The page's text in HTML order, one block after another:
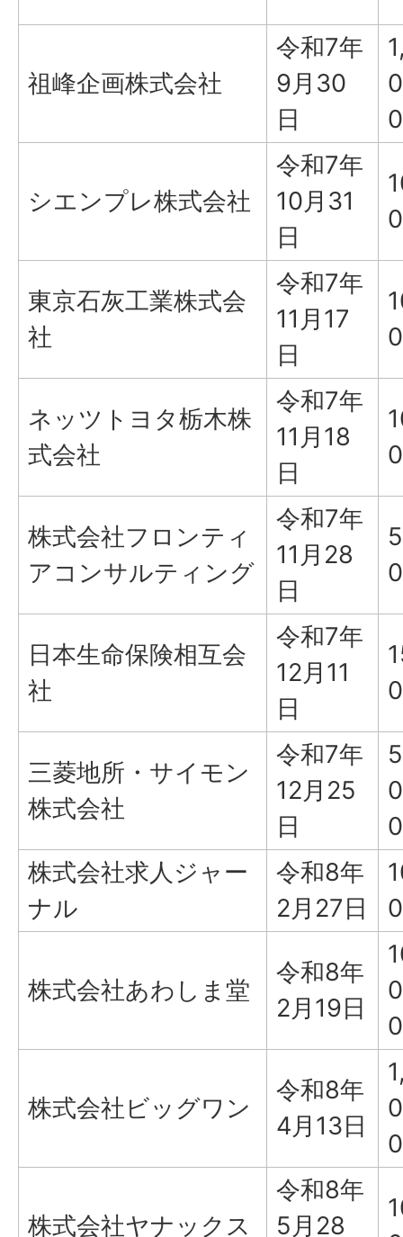
祖峰企画株式会社
令和7年
9月30
日
0
シエンプレ株式会社
令和7年
10月31
日
東京石灰工業株式会
社
令和7年
11月17
日
ネッツトヨタ栃木株
式会社
令和7年
11月18
日
株式会社フロンティ
アコンサルティング
令和7年
11月28
日
日本生命保険相互会
社
令和7年
12月11
日
三菱地所・サイモン
株式会社
令和7年
12月25
日
0
株式会社求人ジャー
ナル
令和8年
2月27日
株式会社あわしま堂
令和8年
2月19日
株式会社ビッグワン
令和8年
4月13日
0
株式会社ヤナックス
令和8年
5月28